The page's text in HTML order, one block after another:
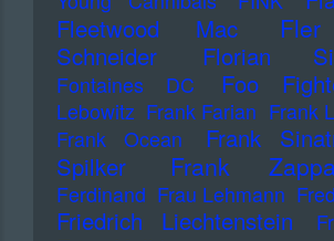
Fleetwood Mac
Fler
Schneider
Florian
Fontaines DC Foo
Lebowitz Frank Farian Frank
Frank Ocean
Frank
Spilker
Frank
Ferdinand Frau Lehmann
Friedrich Liechtenstein